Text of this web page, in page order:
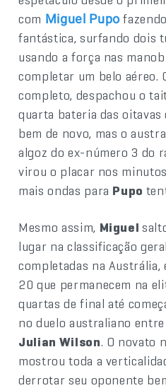
com Miguel Pupo
fantástica, surfando dois
usando a força nas
completar um belo aéreo.
completo, despachou o
quarta bateria das
bem de novo, mas o
algoz do ex-número 3 do
virou o placar nos
mais ondas para Pupo
Mesmo assim, Miguel
lugar na classificação
completadas na
20 que permanecem na
quartas de final até
no duelo australiano entre
Julian Wilson. O novato
mostrou toda a
derrotar seu oponente